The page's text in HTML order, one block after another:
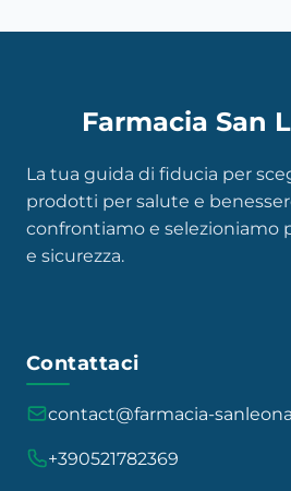
Farmacia San
La tua guida di fiducia per
prodotti per salute e
confrontiamo e selezioniamo
e sicurezza.
Contattaci
contact@farmacia-
+390521782369